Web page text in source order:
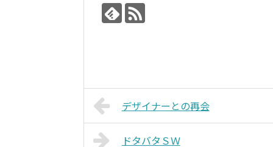
デザイナーとの再会
ドタバタＳＷ